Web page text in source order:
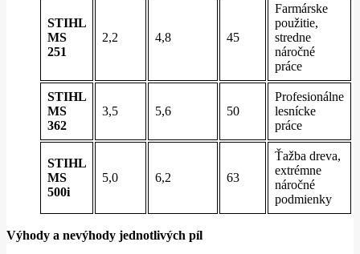
STIHL
MS
251
2,2 4,8 45
Farmárske
použitie,
stredne
náročné
práce
STIHL
MS
362
3,5 5,6 50
Profesionálne
lesnícke
práce
STIHL
MS
500i
5,0 6,2 63
Ťažba dreva,
extrémne
náročné
podmienky
Výhody a nevýhody jednotlivých píl